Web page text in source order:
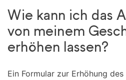
Wie kann ich das
von meinem
erhöhen lassen?
Ein Formular zur Erhöhung